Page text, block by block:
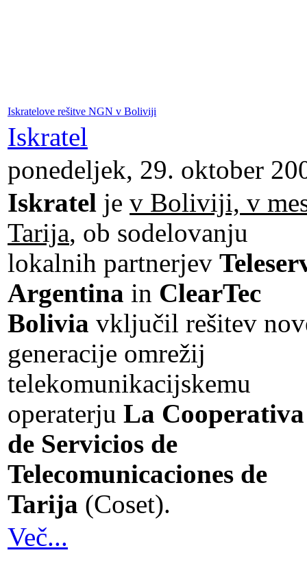
Iskratelove rešitve NGN v Boliviji
Iskratel
ponedeljek, 29. oktober
Iskratel je v Boliviji, v
Tarija, ob sodelovanju
lokalnih partnerjev
Argentina in ClearTec
Bolivia vključil rešitev
generacije omrežij
telekomunikacijskemu
operaterju La Cooperativa
de Servicios de
Telecomunicaciones de
Tarija (Coset).
Več...